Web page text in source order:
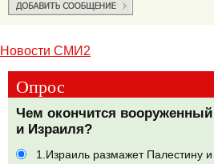
Новости СМИ2
Опрос
Чем окончится
и Израиля?
1.Израиль размажет Палестину